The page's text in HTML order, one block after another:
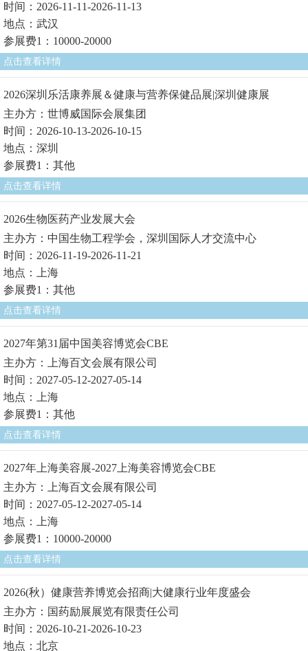
时间：2026-11-11-2026-11-13
地点：武汉
参展费1：10000-20000
点击查看详情
2026深圳乐活康养展＆健康与营养保健品展|深圳健康展
主办方：世博威国际会展集团
时间：2026-10-13-2026-10-15
地点：深圳
参展费1：其他
点击查看详情
2026生物医药产业发展大会
主办方：中国生物工程学会，深圳国际人才交流中心
时间：2026-11-19-2026-11-21
地点：上海
参展费1：其他
点击查看详情
2027年第31届中国美容博览会CBE
主办方：上海百文会展有限公司
时间：2027-05-12-2027-05-14
地点：上海
参展费1：其他
点击查看详情
2027年上海美容展-2027上海美容博览会CBE
主办方：上海百文会展有限公司
时间：2027-05-12-2027-05-14
地点：上海
参展费1：10000-20000
点击查看详情
2026(秋）健康营养博览会招商|大健康行业年度盛会
主办方：国药励展展览有限责任公司
时间：2026-10-21-2026-10-23
地点：北京